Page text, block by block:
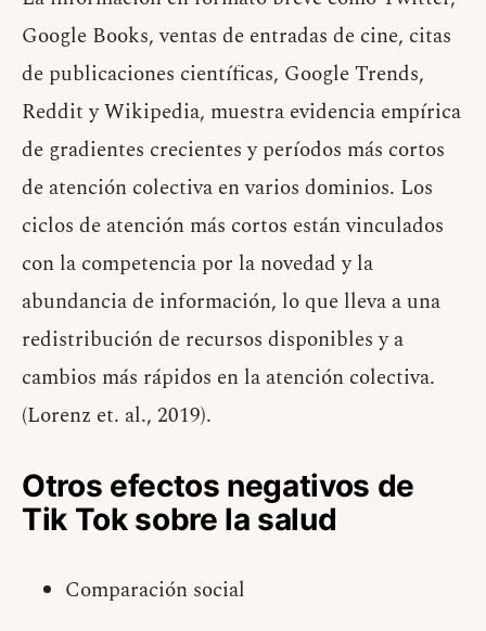
Google Books, ventas de entradas de cine, citas
de publicaciones científicas, Google Trends,
Reddit y Wikipedia, muestra evidencia empírica
de gradientes crecientes y períodos más cortos
de atención colectiva en varios dominios. Los
ciclos de atención más cortos están vinculados
con la competencia por la novedad y la
abundancia de información, lo que lleva a una
redistribución de recursos disponibles y a
cambios más rápidos en la atención colectiva.
(Lorenz et. al., 2019).
Otros efectos negativos de
Tik Tok sobre la salud
Comparación social